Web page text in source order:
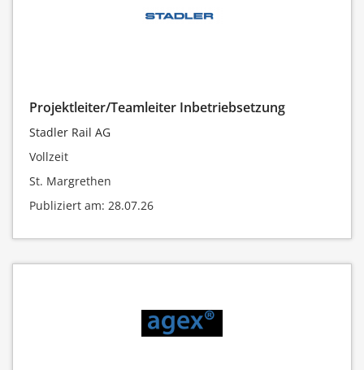
Projektleiter/Teamleiter Inbetriebsetzung
Stadler Rail AG
Vollzeit
St. Margrethen
Publiziert am: 28.07.26